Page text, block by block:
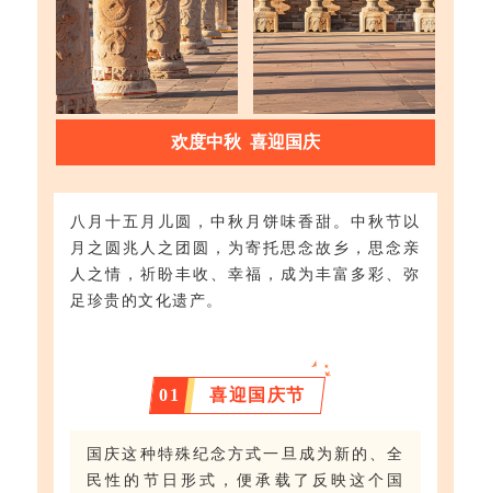
欢度中秋 喜迎国庆
八月十五月儿圆，中秋月饼味香甜。中秋节以
月之圆兆人之团圆，为寄托思念故乡，思念亲
人之情，祈盼丰收、幸福，成为丰富多彩、弥
足珍贵的文化遗产。
01 喜迎国庆节
国庆这种特殊纪念方式一旦成为新的、全
民性的节日形式，便承载了反映这个国